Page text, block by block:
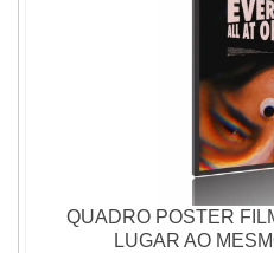
QUADRO POSTER
LUGAR AO